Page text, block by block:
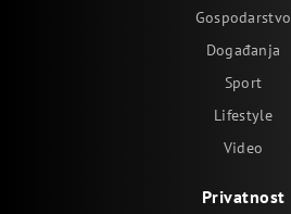
Gospodarstvo
Događanja
Sport
Lifestyle
Video
Privatnost